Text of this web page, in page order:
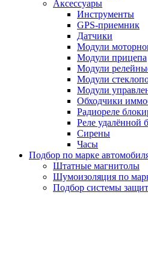
Аксессуары
Инструменты
GPS-приемник
Датчики
Модули
Модули прицепа
Модули
Модули
Модули
Обходчики
Радиореле
Реле удалённой
Сирены
Часы
Подбор по марке
Штатные магнитолы
Шумоизоляция по
Подбор системы